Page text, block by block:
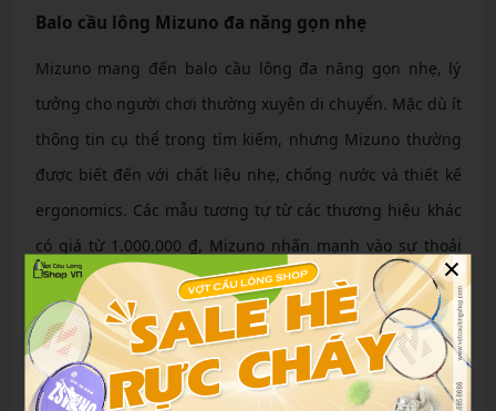
Balo cầu lông Mizuno đa năng gọn nhẹ
Mizuno mang đến balo cầu lông đa năng gọn nhẹ, lý
tưởng cho người chơi thường xuyên di chuyển. Mặc dù ít
thông tin cụ thể trong tìm kiếm, nhưng Mizuno thường
được biết đến với chất liệu nhẹ, chống nước và thiết kế
ergonomics. Các mẫu tương tự từ các thương hiệu khác
có giá từ 1.000.000 ₫, Mizuno nhấn mạnh vào sự thoải
mái và phong cách thể thao.
Ưu điểm:
Đa năng, có thể dùng cho các môn khác.
×